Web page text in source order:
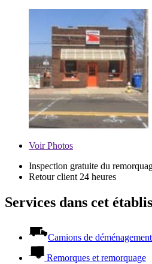
VoirPhotos
Inspection gratuite du
Retour client 24 heures
Services dans cet
Camions de déménagement
Remorques et remorquage